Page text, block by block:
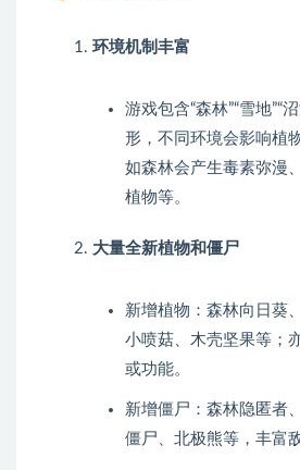
环境机制丰富
游戏包含“森林”“雪地”“
形，不同环境会影响植
如森林会产生毒素弥漫
植物等。
大量全新植物和僵尸
新增植物：森林向日葵
小喷菇、木壳坚果等；
或功能。
新增僵尸：森林隐匿者
僵尸、北极熊等，丰富